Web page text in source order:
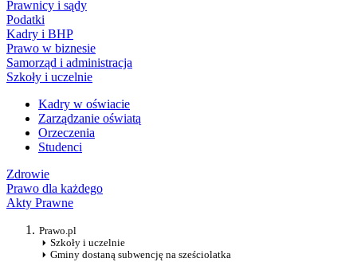
Prawnicy i sądy
Podatki
Kadry i BHP
Prawo w biznesie
Samorząd i administracja
Szkoły i uczelnie
Kadry w oświacie
Zarządzanie oświatą
Orzeczenia
Studenci
Zdrowie
Prawo dla każdego
Akty Prawne
Prawo.pl
Szkoły i uczelnie
Gminy dostaną subwencję na sześciolatka